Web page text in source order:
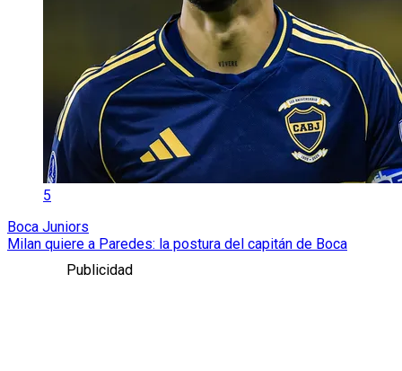
5
Boca Juniors
Milan quiere a Paredes: la postura del capitán de Boca
Publicidad